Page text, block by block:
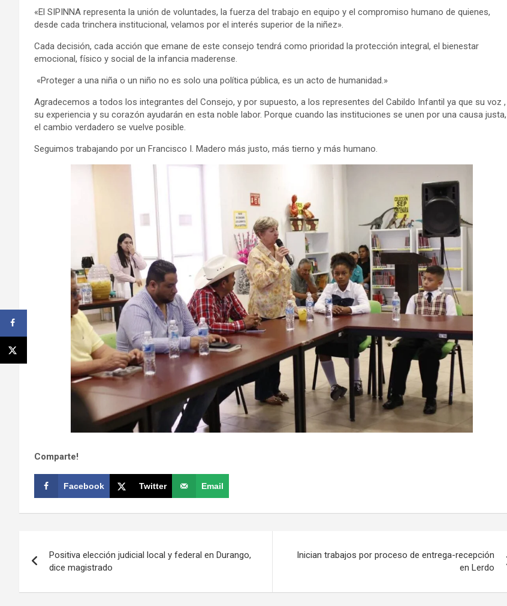
«El SIPINNA representa la unión de voluntades, la fuerza del trabajo en equipo y el compromiso humano de quienes,
desde cada trinchera institucional, velamos por el interés superior de la niñez».
Cada decisión, cada acción que emane de este consejo tendrá como prioridad la protección integral, el bienestar
emocional, físico y social de la infancia maderense.
«Proteger a una niña o un niño no es solo una política pública, es un acto de humanidad.»
Agradecemos a todos los integrantes del Consejo, y por supuesto, a los representes del Cabildo Infantil ya que su voz ,
su experiencia y su corazón ayudarán en esta noble labor. Porque cuando las instituciones se unen por una causa justa,
el cambio verdadero se vuelve posible.
Seguimos trabajando por un Francisco I. Madero más justo, más tierno y más humano.
Comparte!
Facebook Twitter Email
de
entradas
Positiva elección judicial local y federal en Durango,
dice magistrado
Inician trabajos por proceso de entrega-recepción
en Lerdo